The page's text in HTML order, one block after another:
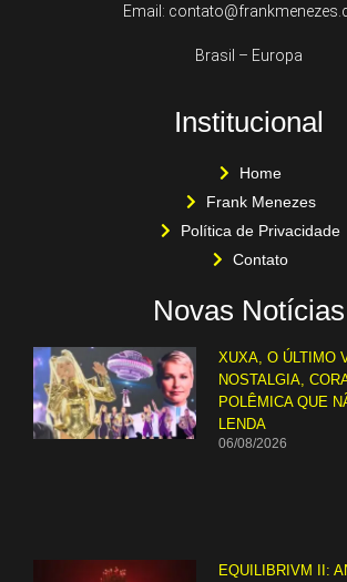
Email:
Brasil – Europa
Institucional
Home
Frank Menezes
Política de Privacidade
Contato
Novas Notícias
XUXA, O ÚLTIMO
NOSTALGIA,
POLÊMICA QUE
LENDA
06/08/2026
EQUILIBRIVM II: